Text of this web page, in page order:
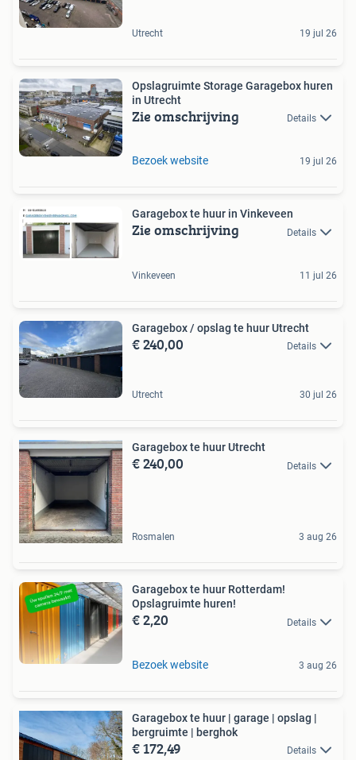
Utrecht 19 jul 26
Opslagruimte Storage Garagebox huren
in Utrecht
Zie omschrijving Details
Bezoek website 19 jul 26
Garagebox te huur in Vinkeveen
Zie omschrijving Details
Vinkeveen 11 jul 26
Garagebox / opslag te huur Utrecht
€ 240,00 Details
Utrecht 30 jul 26
Garagebox te huur Utrecht
€ 240,00 Details
Rosmalen 3 aug 26
Garagebox te huur Rotterdam!
Opslagruimte huren!
€ 2,20 Details
Bezoek website 3 aug 26
Garagebox te huur | garage | opslag |
bergruimte | berghok
€ 172,49 Details